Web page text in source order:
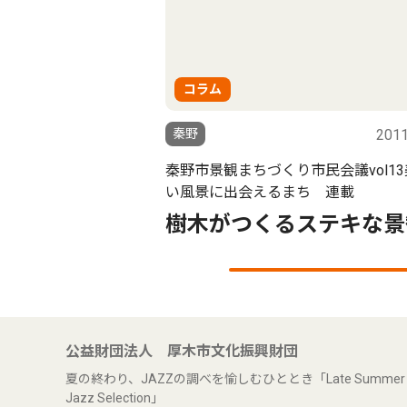
コラム
秦野
秦野市景観まちづくり市民会議vol13
い風景に出会えるまち 連載
樹木がつくるステキな
公益財団法人 厚木市文化振興財団
夏の終わり、JAZZの調べを愉しむひととき「Late Summer
Jazz Selection」